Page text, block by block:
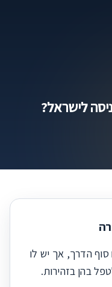
לישראל?
סוף הדרך, אך יש לו
בהן בזהירות.